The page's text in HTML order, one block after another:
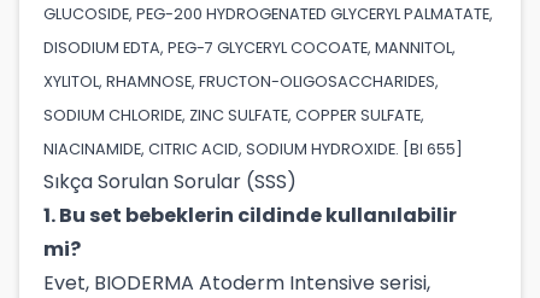
GLUCOSIDE, PEG-200 HYDROGENATED GLYCERYL PALMATATE,
DISODIUM EDTA, PEG-7 GLYCERYL COCOATE, MANNITOL,
XYLITOL, RHAMNOSE, FRUCTON-OLIGOSACCHARIDES,
SODIUM CHLORIDE, ZINC SULFATE, COPPER SULFATE,
NIACINAMIDE, CITRIC ACID, SODIUM HYDROXIDE. [BI 655]
Sıkça Sorulan Sorular (SSS)
1. Bu set bebeklerin cildinde kullanılabilir
mi?
Evet, BIODERMA Atoderm Intensive serisi,